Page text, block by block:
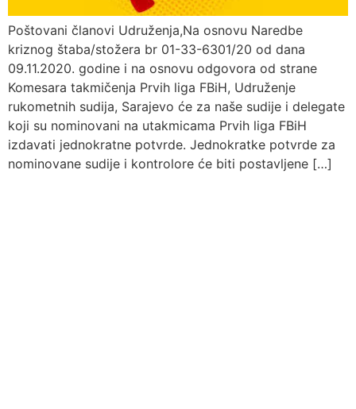
Poštovani članovi Udruženja,Na osnovu Naredbe
kriznog štaba/stožera br 01-33-6301/20 od dana
09.11.2020. godine i na osnovu odgovora od strane
Komesara takmičenja Prvih liga FBiH, Udruženje
rukometnih sudija, Sarajevo će za naše sudije i delegate
koji su nominovani na utakmicama Prvih liga FBiH
izdavati jednokratne potvrde. Jednokratke potvrde za
nominovane sudije i kontrolore će biti postavljene […]